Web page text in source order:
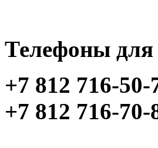
Телефоны для
+7 812 716-50-
+7 812 716-70-